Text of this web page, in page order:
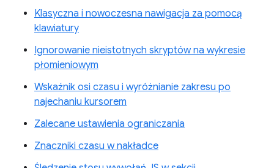
Klasyczna i nowoczesna nawigacja za pomocą
klawiatury
Ignorowanie nieistotnych skryptów na wykresie
płomieniowym
Wskaźnik osi czasu i wyróżnianie zakresu po
najechaniu kursorem
Zalecane ustawienia ograniczania
Znaczniki czasu w nakładce